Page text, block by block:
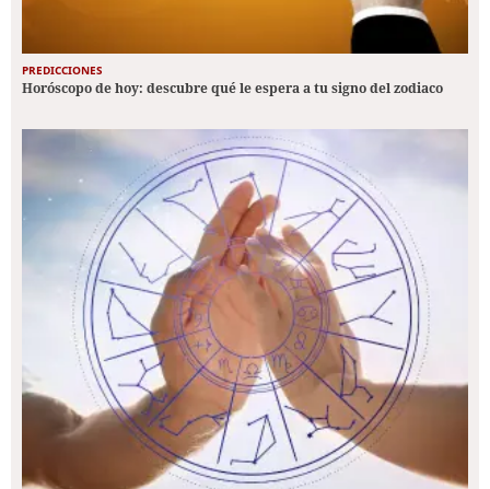
PREDICCIONES
Horóscopo de hoy: descubre qué le espera a tu signo del zodiaco